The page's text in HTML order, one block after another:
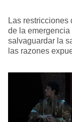
Las
de la
salvaguardar la
las razones